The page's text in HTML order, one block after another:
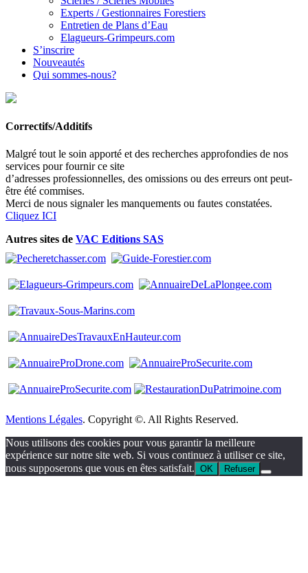
Experts / Gestionnaires Forestiers
Entretien de Plans d’Eau
Elagueurs-Grimpeurs.com
S’inscrire
Nouveautés
Qui sommes-nous?
Correctifs/Additifs
Malgré tout le soin apporté et des recherches approfondies de nos
services pour fournir ce site
d’adresses professionnelles, des omissions ou des erreurs ont peut-
être été commises.
Merci de nous signaler les manquements ou fautes constatées.
Cliquez ICI
Autres sites de VAC Editions SAS
Mentions Légales. Copyright ©. All Rights Reserved.
Nous utilisons des cookies pour vous garantir la meilleure
expérience sur notre site web. Si vous continuez à utiliser ce site,
nous supposerons que vous en êtes satisfait. OK Refuser